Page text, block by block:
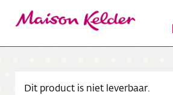
Dit product is niet leverbaar.